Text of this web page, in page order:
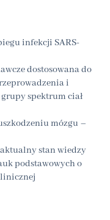
infekcji SARS-
dostosowana do
i
spektrum ciał
mózgu –
stan wiedzy
podstawowych o